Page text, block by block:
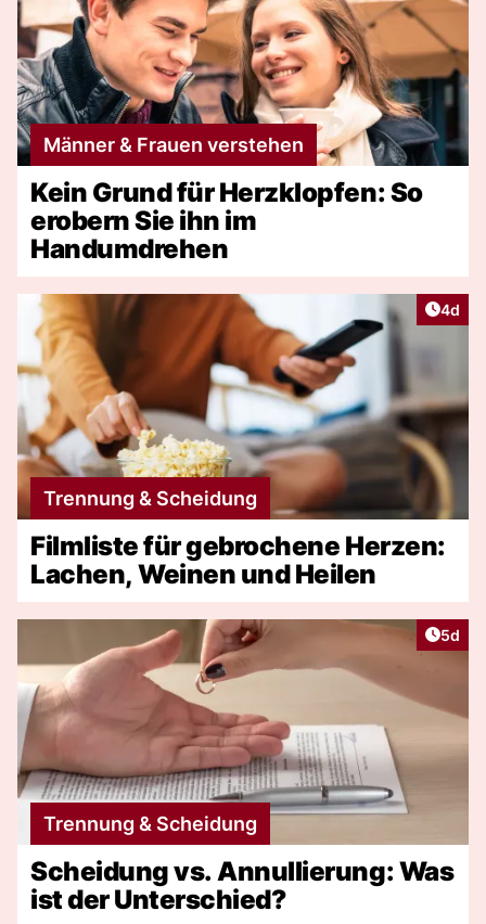
Männer & Frauen verstehen
Kein Grund für Herzklopfen: So
erobern Sie ihn im
Handumdrehen
4d
Trennung & Scheidung
Filmliste für gebrochene Herzen:
Lachen, Weinen und Heilen
5d
Trennung & Scheidung
Scheidung vs. Annullierung: Was
ist der Unterschied?